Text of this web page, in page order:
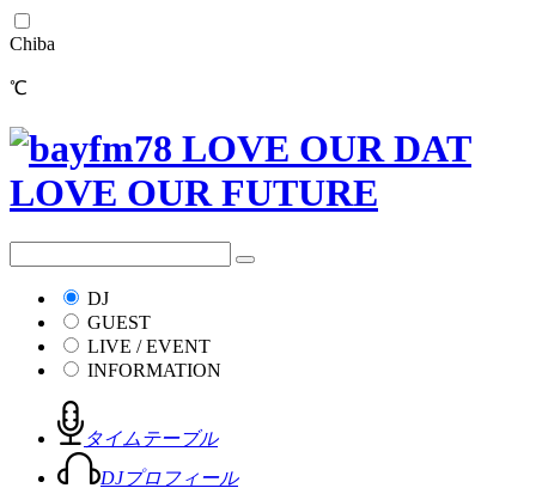
Chiba
℃
DJ
GUEST
LIVE / EVENT
INFORMATION
タイムテーブル
DJプロフィール